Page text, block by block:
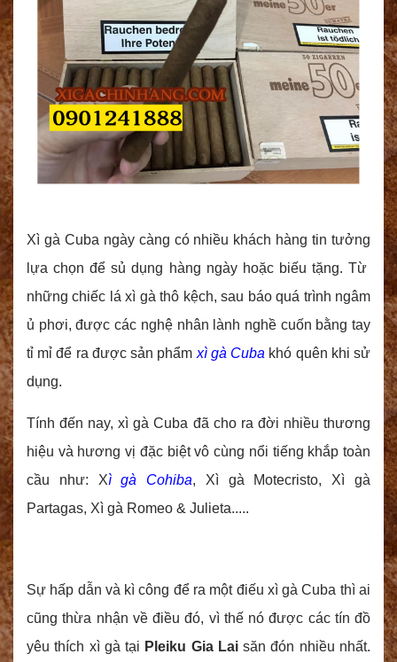
Xì gà Cuba ngày càng có nhiều khách hàng tin tưởng
lựa chọn để sủ dụng hàng ngày hoặc biếu tặng. Từ
những chiếc lá xì gà thô kệch, sau báo quá trình ngâm
ủ phơi, được các nghệ nhân lành nghề cuốn bằng tay
tỉ mỉ để ra được sản phẩm xì gà Cuba khó quên khi sử
dụng.
Tính đến nay, xì gà Cuba đã cho ra đời nhiều thương
hiệu và hương vị đặc biệt vô cùng nổi tiếng khắp toàn
cầu như: Xì gà Cohiba, Xì gà Motecristo, Xì gà
Partagas, Xì gà Romeo & Julieta.....
Sự hấp dẫn và kì công để ra một điếu xì gà Cuba thì ai
cũng thừa nhận về điều đó, vì thế nó được các tín đồ
yêu thích xì gà tại Pleiku Gia Laisăn đón nhiều nhất.